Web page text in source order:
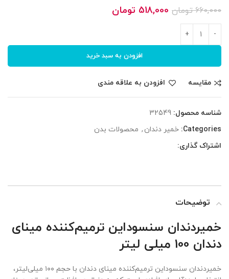
660,000 تومان قیمت
بود.
518,000 تومان
است.
افزودن به سبد خرید
مقایسه افزودن به علاقه مندی
شناسه محصول: 32549
Categories: خمیر دندان , محصولات بدن
اشتراک گذاری:
توضیحات
خمیردندان سنسوداین ترمیم‌کننده مینای
دندان 100 میلی لیتر
خمیردندان سنسوداین ترمیم‌کننده مینای دندان با حجم ۱۰۰ میلی‌لیتر،